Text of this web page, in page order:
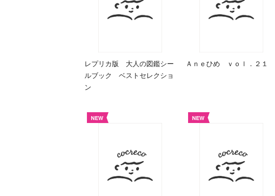
レプリカ版 大人の図鑑シー
ルブック ベストセレクショ
ン
Ａｎｅひめ ｖｏｌ．２１
NEW NEW